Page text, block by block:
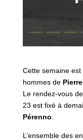
Cette semaine
hommes de
Le rendez-vous
23 est fixé à
Pérenno
L’ensemble des